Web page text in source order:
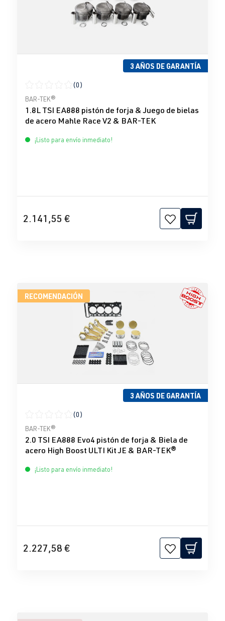
3 AÑOS DE GARANTÍA
Calificación promedio de 0 de 5 estrellas
(0)
BAR-TEK®
1.8L TSI EA888 pistón de forja & Juego de bielas
de acero Mahle Race V2 & BAR-TEK
¡Listo para envío inmediato!
2.141,55 €
RECOMENDACIÓN
3 AÑOS DE GARANTÍA
Calificación promedio de 0 de 5 estrellas
(0)
BAR-TEK®
2.0 TSI EA888 Evo4 pistón de forja & Biela de
acero High Boost ULTI Kit JE & BAR-TEK®
¡Listo para envío inmediato!
2.227,58 €